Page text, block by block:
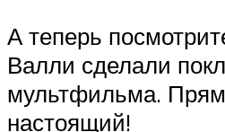
А теперь
Валли сделали
мультфильма.
настоящий!